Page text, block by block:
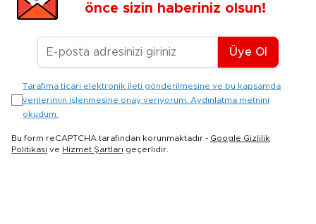
önce sizin haberiniz olsun!
E-posta Adresiniz
Üye Ol
Tarafıma ticari elektronik ileti gönderilmesine ve bu kapsamda
verilerimin işlenmesine onay veriyorum. Aydınlatma metnini
okudum.
Bu form reCAPTCHA tarafından korunmaktadır - Google Gizlilik
Politikası ve Hizmet Şartları geçerlidir.